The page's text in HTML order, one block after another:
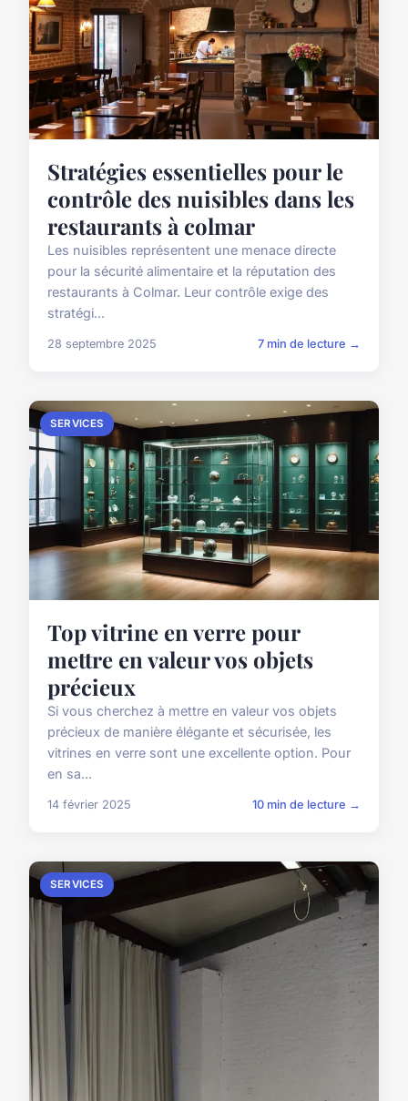
Stratégies essentielles pour le
contrôle des nuisibles dans les
restaurants à colmar
Les nuisibles représentent une menace directe
pour la sécurité alimentaire et la réputation des
restaurants à Colmar. Leur contrôle exige des
stratégi...
28 septembre 2025 7 min de lecture →
SERVICES
Top vitrine en verre pour
mettre en valeur vos objets
précieux
Si vous cherchez à mettre en valeur vos objets
précieux de manière élégante et sécurisée, les
vitrines en verre sont une excellente option. Pour
en sa...
14 février 2025 10 min de lecture →
SERVICES